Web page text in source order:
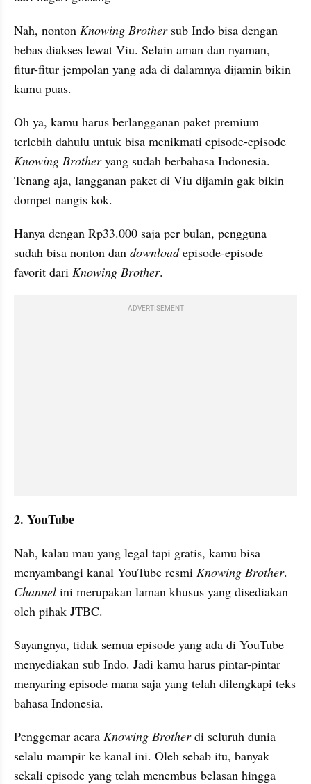
Nah, nonton Knowing Brother sub Indo bisa dengan
bebas diakses lewat Viu. Selain aman dan nyaman,
fitur-fitur jempolan yang ada di dalamnya dijamin bikin
kamu puas.
Oh ya, kamu harus berlangganan paket premium
Knowing Brother yang sudah berbahasa Indonesia.
Tenang aja, langganan paket di Viu dijamin gak bikin
dompet nangis kok.
Hanya dengan Rp33.000 saja per bulan, pengguna
sudah bisa nonton dan download episode-episode
favorit dari Knowing Brother.
ADVERTISEMENT
2. YouTube
Nah, kalau mau yang legal tapi gratis, kamu bisa
menyambangi kanal YouTube resmi Knowing Brother
Channel ini merupakan laman khusus yang disediakan
oleh pihak JTBC.
Sayangnya, tidak semua episode yang ada di YouTube
menyediakan sub Indo. Jadi kamu harus pintar-pintar
menyaring episode mana saja yang telah dilengkapi teks
bahasa Indonesia.
Penggemar acara Knowing Brother di seluruh dunia
selalu mampir ke kanal ini. Oleh sebab itu, banyak
sekali episode yang telah menembus belasan hingga